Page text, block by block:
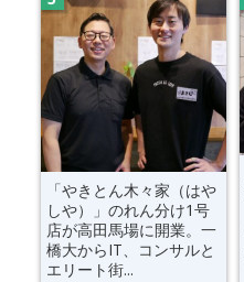
「やきとん木々家（はや
しや）」のれん分け1号
店が高田馬場に開業。一
橋大からIT、コンサルと
エリート街...